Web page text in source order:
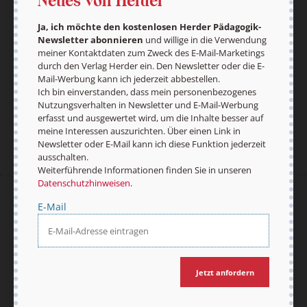
E-Mail
Jetzt anmelden
AGB und Widerrufsbelehrung
Barrierefreiheit
Impressum
Abo online kündigen
Ja, ich möchte den kostenlosen Herder Pädagogik-
Newsletter abonnieren und willige in die Verwendung
meiner Kontaktdaten zum Zweck des E-Mail-Marketings
durch den Verlag Herder ein. Den Newsletter oder die E-
Mail-Werbung kann ich jederzeit abbestellen.
Ich bin einverstanden, dass mein personenbezogenes
Nutzungsverhalten in Newsletter und E-Mail-Werbung
erfasst und ausgewertet wird, um die Inhalte besser auf
meine Interessen auszurichten. Über einen Link in
Newsletter oder E-Mail kann ich diese Funktion jederzeit
ausschalten.
Weiterführende Informationen finden Sie in unseren
Datenschutzhinweisen.
E-Mail
Jetzt anfordern